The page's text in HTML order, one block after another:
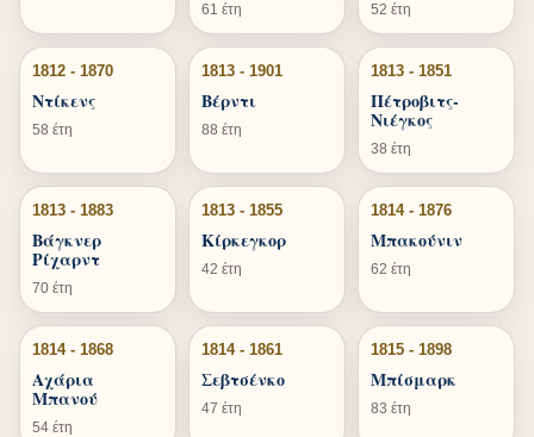
61 έτη 52 έτη
1812 - 1870
Ντίκενς
58 έτη
1813 - 1901
Βέρντι
88 έτη
1813 - 1851
Πέτροβιτς-
Νιέγκος
38 έτη
1813 - 1883
Βάγκνερ
Ρίχαρντ
70 έτη
1813 - 1855
Κίρκεγκορ
42 έτη
1814 - 1876
Μπακούνιν
62 έτη
1814 - 1868
Αχάρια
Μπανού
54 έτη
1814 - 1861
Σεβτσένκο
47 έτη
1815 - 1898
Μπίσμαρκ
83 έτη